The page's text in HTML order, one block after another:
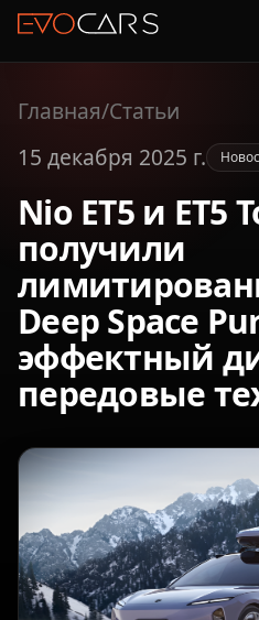
Главная/Статьи
15 декабря 2025 г.
Nio ET5 и ET5
получили
Deep Space
эффектный
передовые